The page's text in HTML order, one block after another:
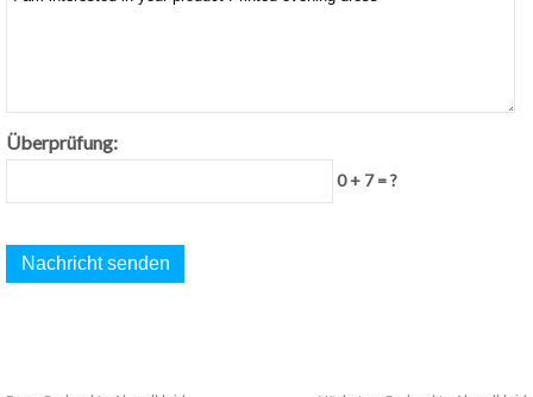
Überprüfung:
0 + 7 = ?